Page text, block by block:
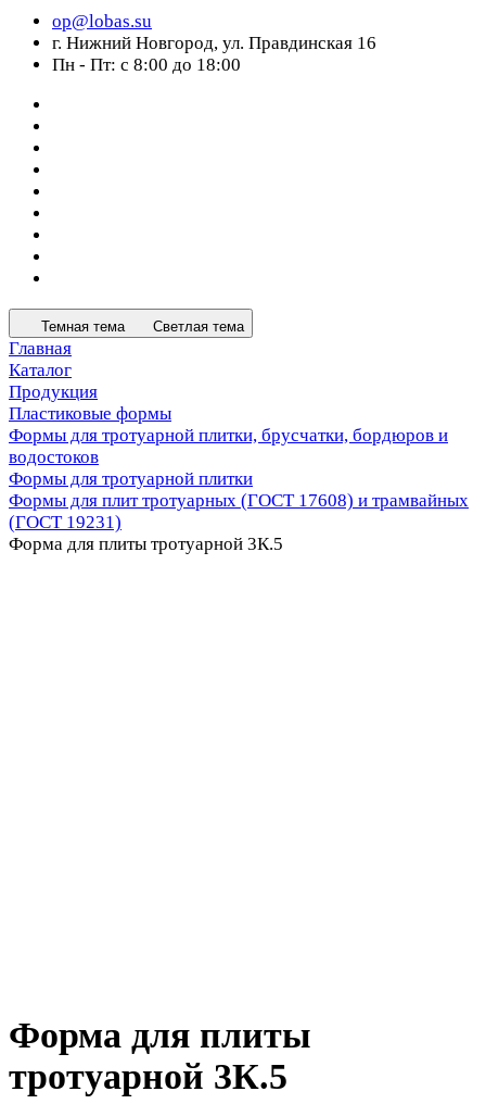
op@lobas.su
г. Нижний Новгород, ул. Правдинская 16
Пн - Пт: с 8:00 до 18:00
Темная тема Светлая тема
Главная
Каталог
Продукция
Пластиковые формы
Формы для тротуарной плитки, брусчатки, бордюров и
водостоков
Формы для тротуарной плитки
Формы для плит тротуарных (ГОСТ 17608) и трамвайных
(ГОСТ 19231)
Форма для плиты тротуарной 3К.5
Форма для плиты
тротуарной 3К.5